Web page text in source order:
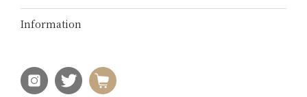
Information